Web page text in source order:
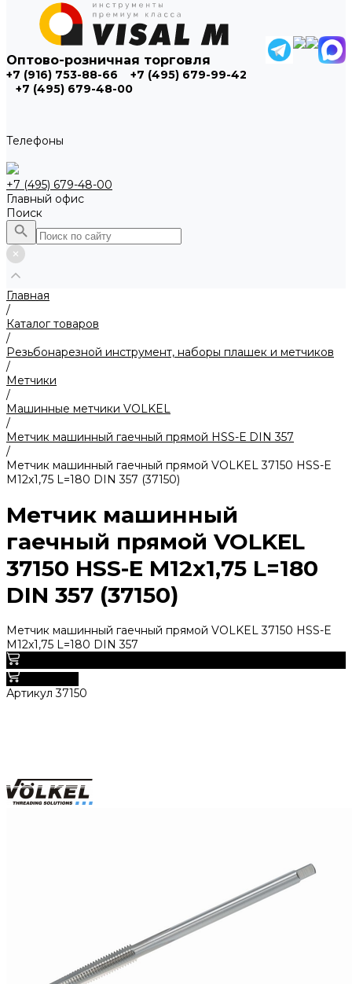
Оптово-розничная торговля
+7 (916) 753-88-66
+7 (495) 679-99-42
+7 (495) 679-48-00
Телефоны
+7 (495) 679-48-00
Главный офис
Поиск
Главная
/
Каталог товаров
/
Резьбонарезной инструмент, наборы плашек и метчиков
/
Метчики
/
Машинные метчики VOLKEL
/
Метчик машинный гаечный прямой HSS-Е DIN 357
/
Метчик машинный гаечный прямой VOLKEL 37150 HSS-Е
M12x1,75 L=180 DIN 357 (37150)
Метчик машинный
гаечный прямой VOLKEL
37150 HSS-Е M12x1,75 L=180
DIN 357 (37150)
Метчик машинный гаечный прямой VOLKEL 37150 HSS-Е
M12x1,75 L=180 DIN 357
Артикул37150